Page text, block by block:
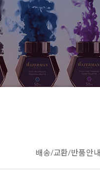
배송/교환/반품 안내